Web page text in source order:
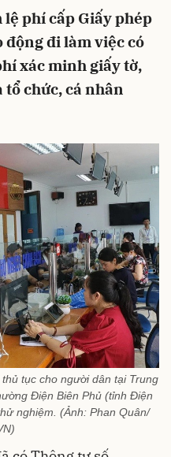
phí cấp Giấy phép
động đi làm việc có
xác minh giấy tờ,
tổ chức, cá nhân
tục cho người dân tại Trung
Điện Biên Phủ (tỉnh Điện
nghiệm. (Ảnh: Phan Quân/
Hủy Gửi